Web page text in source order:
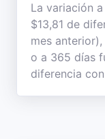
La variación
$13,81 de
mes
o a 365 días
diferencia